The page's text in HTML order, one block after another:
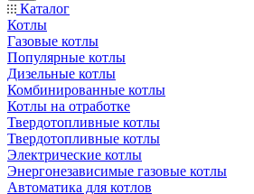
Каталог
Котлы
Газовые котлы
Популярные котлы
Дизельные котлы
Комбинированные котлы
Котлы на отработке
Твердотопливные котлы
Твердотопливные котлы
Электрические котлы
Энергонезависимые газовые котлы
Автоматика для котлов